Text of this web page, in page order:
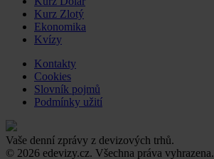
Kurz Zlotý
Ekonomika
Kvízy
Kontakty
Cookies
Slovník pojmů
Podmínky užití
Vaše denní zprávy z devizových trhů.
© 2026 edevizy.cz. Všechna práva vyhrazena.